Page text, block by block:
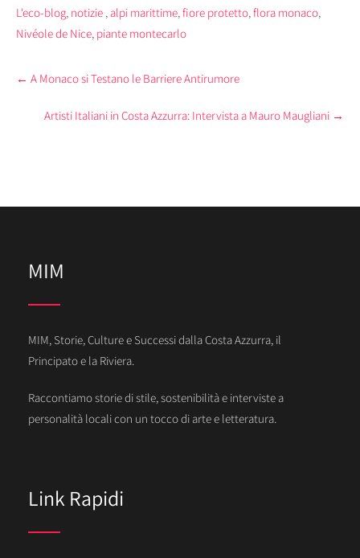
L'eco-blog, notizie , alpi marittime,fiore protetto,flora monaco,
Nivéole de Nice, piante montecarlo
Post
← A Monaco si Testano le Barriere Antirumore
Artisti Italiani in Costa Azzurra: Intervista a Mauro Maugliani →
MIM
MIM, Storie, Culture e Successi dalla Costa Azzurra, il
Principato e la Riviera.
Raccontiamo storie di stile, sostenibilità e interviste a
personalità locali con un tocco di arte e letteratura.
Link Rapidi